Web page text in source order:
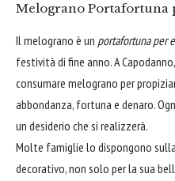
Melograno Portafortuna
Il melograno è un portafortuna per
festività di fine anno. A
consumare melograno per
abbondanza, fortuna e denaro.
un desiderio che si realizzerà.
Molte famiglie lo dispongono
decorativo, non solo per la sua